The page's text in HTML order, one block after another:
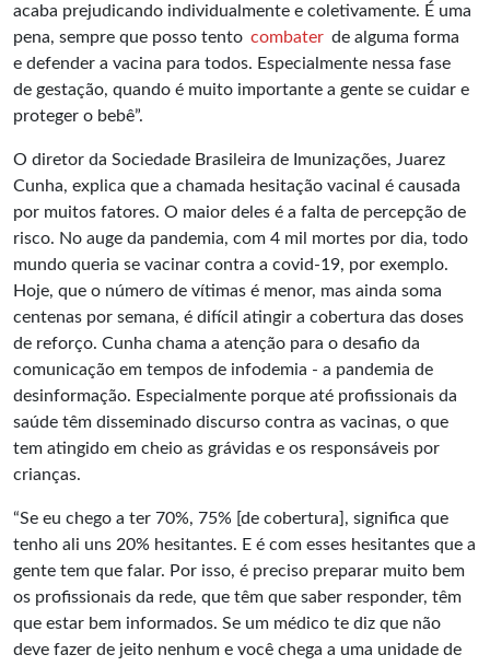
acaba prejudicando individualmente e coletivamente. É uma
pena, sempre que posso tento combater de alguma forma
e defender a vacina para todos. Especialmente nessa fase
de gestação, quando é muito importante a gente se cuidar e
proteger o bebê”.
O diretor da Sociedade Brasileira de Imunizações, Juarez
Cunha, explica que a chamada hesitação vacinal é causada
por muitos fatores. O maior deles é a falta de percepção de
risco. No auge da pandemia, com 4 mil mortes por dia, todo
mundo queria se vacinar contra a covid-19, por exemplo.
Hoje, que o número de vítimas é menor, mas ainda soma
centenas por semana, é difícil atingir a cobertura das doses
de reforço. Cunha chama a atenção para o desafio da
comunicação em tempos de infodemia - a pandemia de
desinformação. Especialmente porque até profissionais da
saúde têm disseminado discurso contra as vacinas, o que
tem atingido em cheio as grávidas e os responsáveis por
crianças.
“Se eu chego a ter 70%, 75% [de cobertura], significa que
tenho ali uns 20% hesitantes. E é com esses hesitantes que a
gente tem que falar. Por isso, é preciso preparar muito bem
os profissionais da rede, que têm que saber responder, têm
que estar bem informados. Se um médico te diz que não
deve fazer de jeito nenhum e você chega a uma unidade de